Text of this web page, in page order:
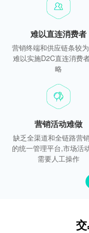
难以直连消费者
营销终端和供应链条较
难以实施D2C直连消费
略
营销活动难做
缺乏全渠道和全链路营
的统一管理平台,市场活
需要人工操作